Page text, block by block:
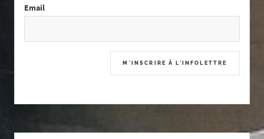
Email